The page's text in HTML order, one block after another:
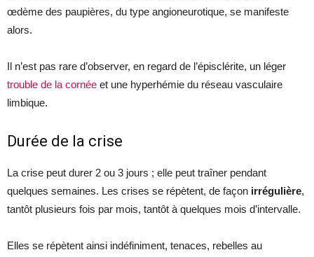
œdème des paupières, du type angioneurotique, se manifeste
alors.
Il n’est pas rare d’observer, en regard de l’épisclérite, un léger
trouble de la cornée et une hyperhémie du réseau vasculaire
limbique.
Durée de la crise
La crise peut durer 2 ou 3 jours ; elle peut traîner pendant
quelques semaines. Les crises se répètent, de façon irrégulière,
tantôt plusieurs fois par mois, tantôt à quelques mois d’intervalle.
Elles se répètent ainsi indéfiniment, tenaces, rebelles au